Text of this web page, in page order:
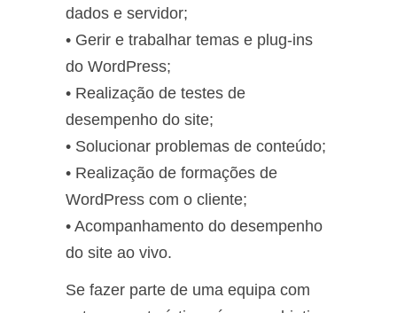
dados e servidor;
• Gerir e trabalhar temas e plug-ins
do WordPress;
• Realização de testes de
desempenho do site;
• Solucionar problemas de conteúdo;
• Realização de formações de
WordPress com o cliente;
• Acompanhamento do desempenho
do site ao vivo.
Se fazer parte de uma equipa com